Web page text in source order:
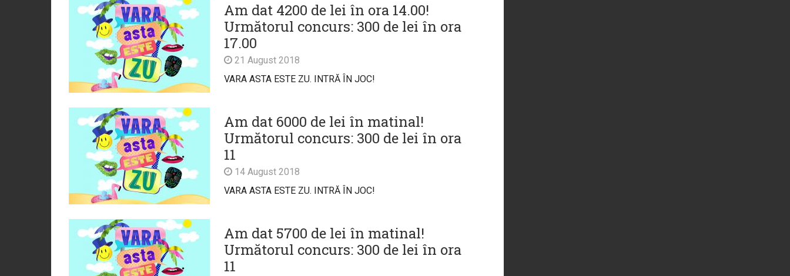
Am dat 4200 de lei în ora 14.00!
Următorul concurs: 300 de lei în ora
17.00
21 August 2018
VARA ASTA ESTE ZU. INTRĂ ÎN JOC!
Am dat 6000 de lei în matinal!
Următorul concurs: 300 de lei în ora
11
14 August 2018
VARA ASTA ESTE ZU. INTRĂ ÎN JOC!
Am dat 5700 de lei în matinal!
Următorul concurs: 300 de lei în ora
11